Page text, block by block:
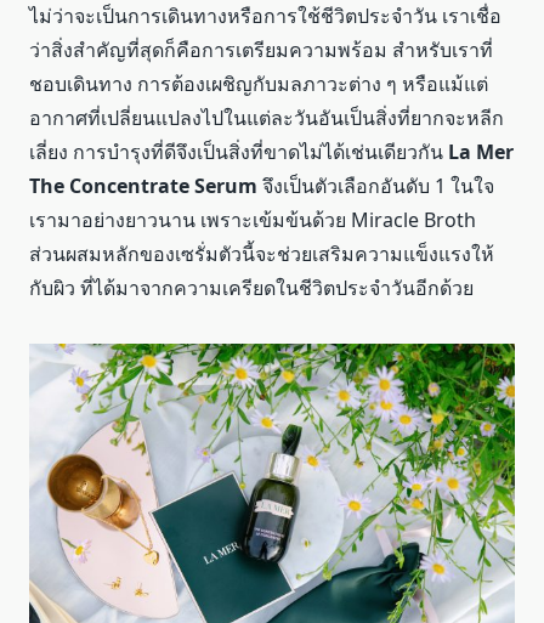
ไม่ว่าจะเป็นการเดินทางหรือการใช้ชีวิตประจำวัน เราเชื่อ
ว่าสิ่งสำคัญที่สุดก็คือการเตรียมความพร้อม สำหรับเราที่
ชอบเดินทาง การต้องเผชิญกับมลภาวะต่าง ๆ หรือแม้แต่
อากาศที่เปลี่ยนแปลงไปในแต่ละวันอันเป็นสิ่งที่ยากจะหลีก
เลี่ยง การบำรุงที่ดีจึงเป็นสิ่งที่ขาดไม่ได้เช่นเดียวกัน La Mer
The Concentrate Serum จึงเป็นตัวเลือกอันดับ 1 ในใจ
เรามาอย่างยาวนาน เพราะเข้มข้นด้วย Miracle Broth
ส่วนผสมหลักของเซรั่มตัวนี้จะช่วยเสริมความแข็งแรงให้
กับผิว ที่ได้มาจากความเครียดในชีวิตประจำวันอีกด้วย